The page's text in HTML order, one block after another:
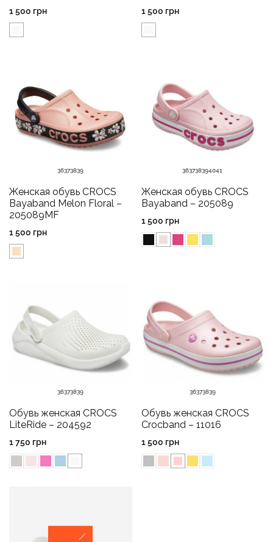
1 500 грн 1 500 грн
36373839
Женская обувь CROCS
Bayaband Melon Floral –
205089MF
1 500 грн
363738394041
Женская обувь CROCS
Bayaband – 205089
1 500 грн
36373839
Обувь женская CROCS
LiteRide – 204592
1 750 грн
36373839
Обувь женская CROCS
Crocband – 11016
1 500 грн